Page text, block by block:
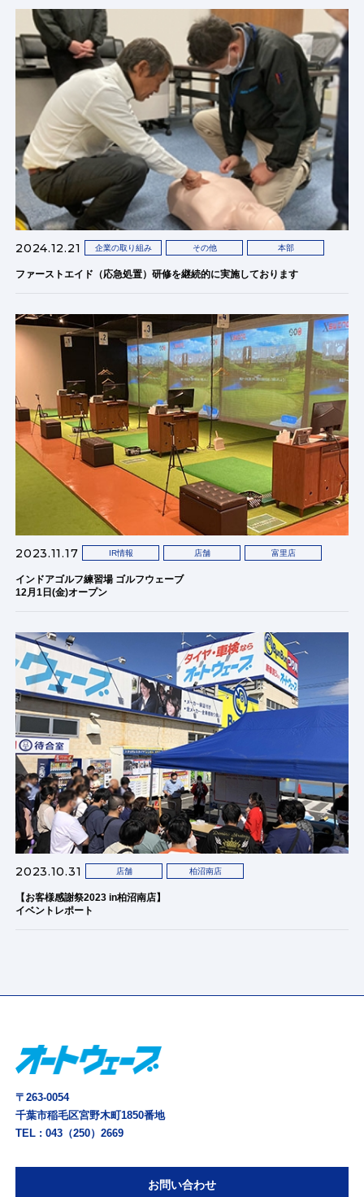
2024.12.21 企業の取り組み その他 本部
ファーストエイド（応急処置）研修を継続的に実施しております
2023.11.17 IR情報 店舗 富里店
インドアゴルフ練習場 ゴルフウェーブ
12月1日(金)オープン
2023.10.31 店舗 柏沼南店
【お客様感謝祭2023 in柏沼南店】
イベントレポート
〒263-0054
千葉市稲毛区宮野木町1850番地
TEL :043（250）2669
お問い合わせ